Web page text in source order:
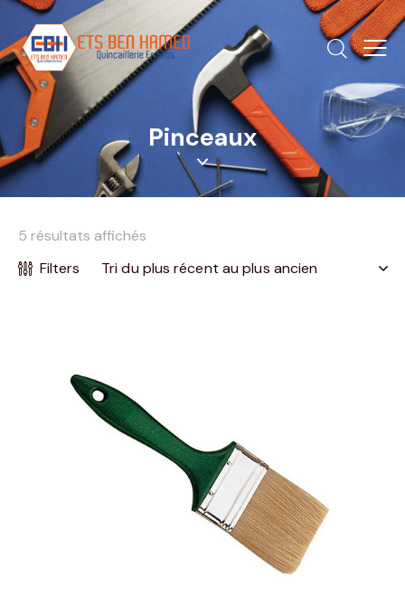
Pinceaux
5 résultats affichés
Filters